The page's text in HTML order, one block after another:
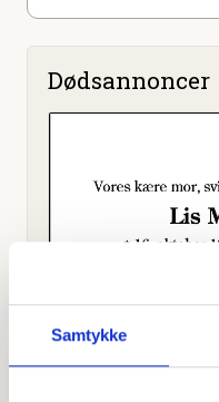
Samtykke
Dødsannoncer